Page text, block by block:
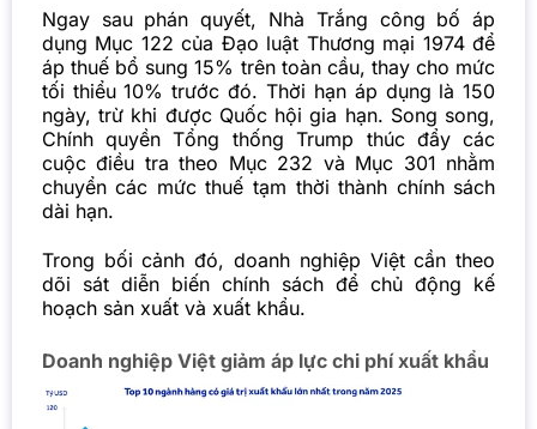
Ngay sau phán quyết, Nhà Trắng công bố áp
dụng Mục 122 của Đạo luật Thương mại 1974 để
áp thuế bổ sung 15% trên toàn cầu, thay cho mức
tối thiểu 10% trước đó. Thời hạn áp dụng là 150
ngày, trừ khi được Quốc hội gia hạn. Song song,
Chính quyền Tổng thống Trump thúc đẩy các
cuộc điều tra theo Mục 232 và Mục 301 nhằm
chuyển các mức thuế tạm thời thành chính sách
dài hạn.
Trong bối cảnh đó, doanh nghiệp Việt cần theo
dõi sát diễn biến chính sách để chủ động kế
hoạch sản xuất và xuất khẩu.
Doanh nghiệp Việt giảm áp lực chi phí xuất khẩu